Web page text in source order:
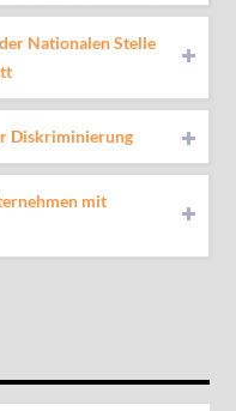
Nationalen Stelle
Diskriminierung
mit